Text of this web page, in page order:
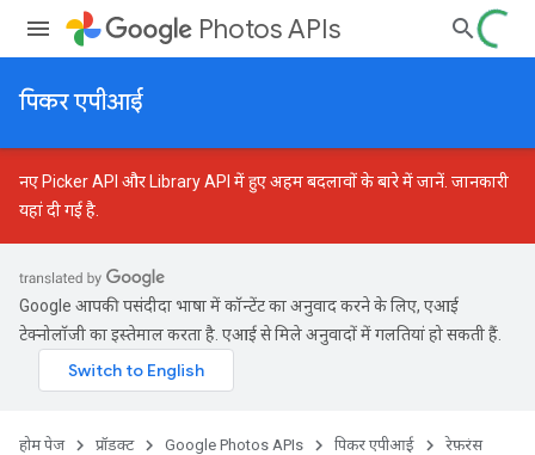
Photos APIs
पिकर एपीआई
नए Picker API और Library API में हुए अहम बदलावों के बारे में जानें. जानकारी
यहां दी गई है
Google आपकी पसंदीदा भाषा में कॉन्टेंट का अनुवाद करने के लिए, एआई
टेक्नोलॉजी का इस्तेमाल करता है. एआई से मिले अनुवादों में गलतियां हो सकती हैं.
होम पेज प्रॉडक्ट Google Photos APIs पिकर एपीआई रेफ़रंस